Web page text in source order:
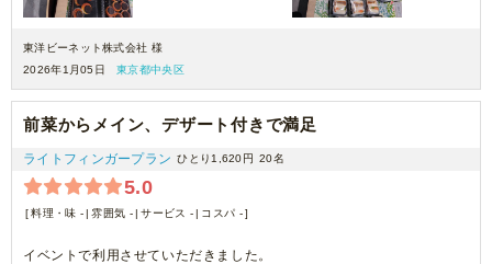
東洋ビーネット株式会社 様
2026年1月05日
東京都中央区
前菜からメイン、デザート付きで満足
ライトフィンガープラン ひとり1,620円 20名
5.0
料理・味 - 雰囲気 - サービス - コスパ -
イベントで利用させていただきました。